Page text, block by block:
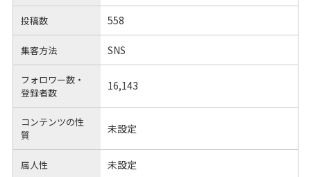
投稿数 558
集客方法 SNS
フォロワー数・
登録者数
16,143
コンテンツの性
質
未設定
属人性 未設定